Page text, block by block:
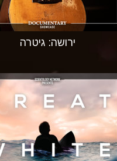
ירושה: גיטרה